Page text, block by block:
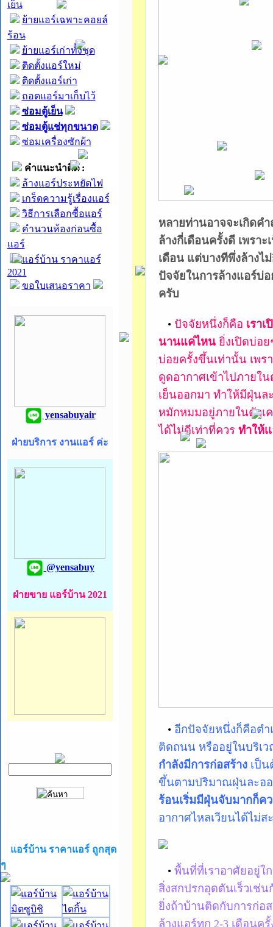
เย็น
ย้ายแอร์เฉพาะคอยล์
ร้อน
ย้ายแอร์เก่าทั้งชุด
ติดตั้งแอร์ใหม่
ติดตั้งแอร์เก่า
ถอดแอร์มาเก็บไว้
ซ่อมตู้เย็น
ซ่อมตู้แช่ทุกขนาด
ซ่อมเครื่องซักผ้า
คำแนะนำดีดี :
ล้างแอร์ประหยัดไฟ
เกร็ดความรู้เรื่องแอร์
วิธีการเลือกซื้อแอร์
คำนวนห้องก่อนซื้อ
แอร์
แอร์บ้าน ราคาแอร์
2021
ขอใบเสนอราคา
yensabuyair
ฝ่ายบริการ งานแอร์ ค่ะ
@yensabuy
ฝ่ายขาย แอร์บ้าน 2021
แอร์บ้าน ราคาแอร์ ถูกสุด
ๆ
หลายท่านอาจจะเกิดค
ล้างกี่เดือนครั้งดี เพรา
เดือน แต่บางทีพึ่งล้างไ
ปัจจัยในการล้างแอร์บ่
ครับ
•ปัจจัยหนึ่งก็คือ เรา
นานแค่ไหนยิ่งเปิดบ่อย
บ่อยครั้งขึ้นเท่านั้น เพร
ดูดอากาศเข้าไปภายใ
เย็นออกมา ทำให้มีฝุ่นล
หมักหมมอยู่ภายในตัวเ
ได้ไม่ดีเท่าที่ควร ทำให้
•อีกปัจจัยหนึ่งก็คือตำ
ติดถนน หรืออยู่ในบริเ
กำลังมีการก่อสร้างเป็น
ขึ้นตามปริมาณฝุ่นละออ
ร้อนเริ่มมีฝุ่นจับมากก็ค
อากาศไหลเวียนได้ไม่ส
•พื้นที่ที่เราอาศัยอยู่ใ
สิ่งสกปรกอุดตันเร็วเช่น
ยิ่งถ้าบ้านติดกับการก่อ
ล้างแอร์ทุก 2-3 เดือนค